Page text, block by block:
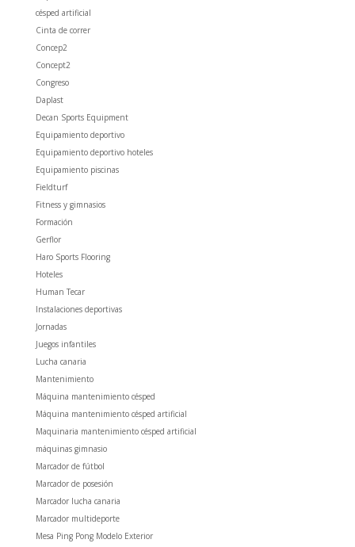
césped artificial
Cinta de correr
Concep2
Concept2
Congreso
Daplast
Decan Sports Equipment
Equipamiento deportivo
Equipamiento deportivo hoteles
Equipamiento piscinas
Fieldturf
Fitness y gimnasios
Formación
Gerflor
Haro Sports Flooring
Hoteles
Human Tecar
Instalaciones deportivas
Jornadas
Juegos infantiles
Lucha canaria
Mantenimiento
Máquina mantenimiento césped
Máquina mantenimiento césped artificial
Maquinaria mantenimiento césped artificial
máquinas gimnasio
Marcador de fútbol
Marcador de posesión
Marcador lucha canaria
Marcador multideporte
Mesa Ping Pong Modelo Exterior